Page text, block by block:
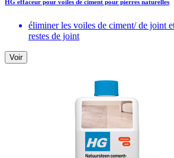
HG effaceur pour voiles de ciment pour pierres naturelles
éliminer les voiles de ciment/ de joint
restes de joint
Voir